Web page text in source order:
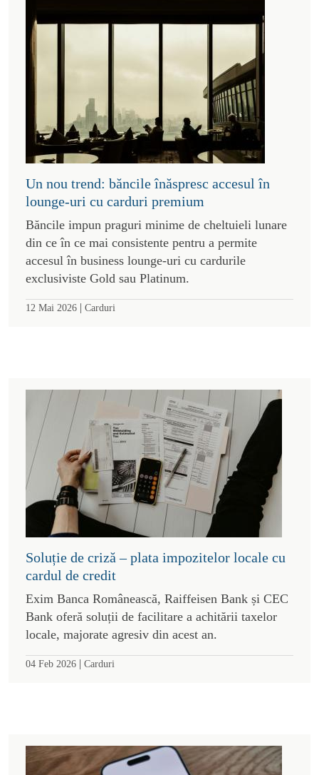
Un nou trend: băncile înăspresc accesul în
lounge-uri cu carduri premium
Băncile impun praguri minime de cheltuieli lunare
din ce în ce mai consistente pentru a permite
accesul în business lounge-uri cu cardurile
exclusiviste Gold sau Platinum.
12 Mai 2026 | Carduri
Soluție de criză – plata impozitelor locale cu
cardul de credit
Exim Banca Românească, Raiffeisen Bank și CEC
Bank oferă soluții de facilitare a achitării taxelor
locale, majorate agresiv din acest an.
04 Feb 2026 | Carduri